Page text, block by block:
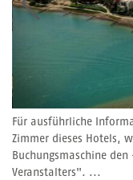
Für ausführliche
Zimmer dieses Hotels,
Buchungsmaschine
Veranstalters". ...